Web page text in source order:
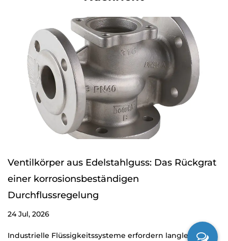
Ventilkörper aus Edelstahlguss: Das Rückgrat
einer korrosionsbeständigen
Durchflussregelung
24 Jul, 2026
Industrielle Flüssigkeitssysteme erfordern langlebige,